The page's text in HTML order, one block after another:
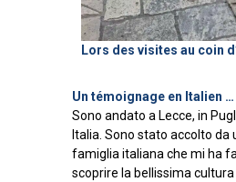
Lors des visites au coin
Un témoignage en Italien …
Sono andato a Lecce, in
Italia. Sono stato accolto da
famiglia italiana che mi ha
scoprire la bellissima cultura